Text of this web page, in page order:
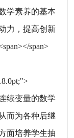
学素养的基本
力，提高创新
span>
续变量的数学
而为各种后继
面培养学生抽